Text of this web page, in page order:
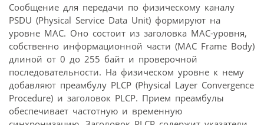
Сообщение для передачи по физическому каналу
PSDU (Physical Service Data Unit) формируют на
уровне МАС. Оно состоит из заголовка МАС-уровня,
собственно информационной части (МАС Frame Body)
длиной от 0 до 255 байт и проверочной
последовательности. На физическом уровне к нему
добавляют преамбулу PLCP (Physical Layer Convergence
Procedure) и заголовок PLCP. Прием преамбулы
обеспечивает частотную и временную